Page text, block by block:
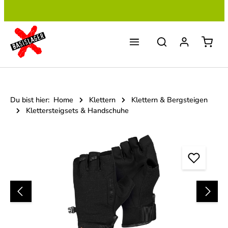
Du bist hier: Home Klettern
Klettern & Bergsteigen
Klettersteigsets & Handschuhe